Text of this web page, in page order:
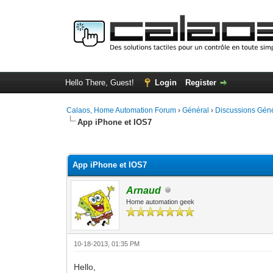
Hello There, Guest! Login Register
Calaos, Home Automation Forum ›Général › Discussions
App iPhone et IOS7
App iPhone et IOS7
Arnaud
Home automation geek
10-18-2013, 01:35 PM
Hello,